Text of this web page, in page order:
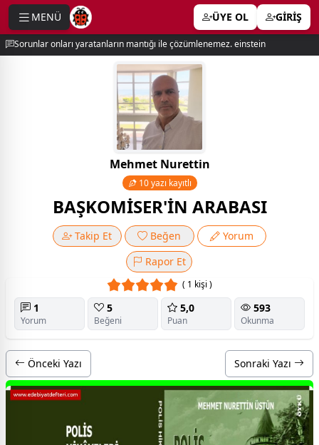
MENÜ ÜYE OL GİRİŞ
Sorunlar onları yaratanların mantığı ile çözümlenemez. einstein
Mehmet Nurettin
10 yazı kayıtlı
BAŞKOMİSER'İN ARABASI
Takip Et Beğen
Yorum
Rapor Et
( 1 kişi )
1
Yorum
5
Beğeni
5,0
Puan
593
Okunma
Önceki Yazı Sonraki Yazı
menu